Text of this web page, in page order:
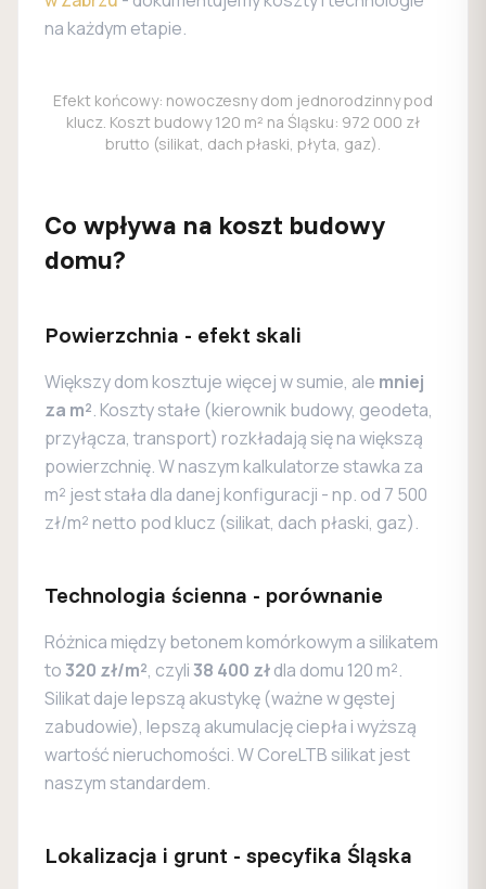
na każdym etapie.
Efekt końcowy: nowoczesny dom jednorodzinny pod
klucz. Koszt budowy 120 m² na Śląsku: 972 000 zł
brutto (silikat, dach płaski, płyta, gaz).
Co wpływa na koszt budowy
domu?
Powierzchnia - efekt skali
Większy dom kosztuje więcej w sumie, ale mniej
za m². Koszty stałe (kierownik budowy, geodeta,
przyłącza, transport) rozkładają się na większą
powierzchnię. W naszym kalkulatorze stawka za
m² jest stała dla danej konfiguracji - np. od 7 500
zł/m² netto pod klucz (silikat, dach płaski, gaz).
Technologia ścienna - porównanie
Różnica między betonem komórkowym a silikatem
to320 zł/m², czyli38 400 złdla domu 120 m².
Silikat daje lepszą akustykę (ważne w gęstej
zabudowie), lepszą akumulację ciepła i wyższą
wartość nieruchomości. W CoreLTB silikat jest
naszym standardem.
Lokalizacja i grunt - specyfika Śląska